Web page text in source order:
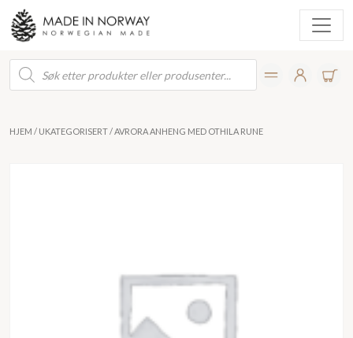
Products
search
HJEM / UKATEGORISERT/ AVRORA ANHENG MED OTHILA RUNE